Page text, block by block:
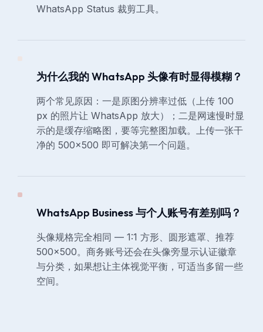
WhatsApp Status 裁剪工具。
为什么我的 WhatsApp 头像有时显得模糊？
两个常见原因：一是原图分辨率过低（上传 100
px 的照片让 WhatsApp 放大）；二是网速慢时显
示的是缓存缩略图，要等完整图加载。上传一张干
净的 500×500 即可解决第一个问题。
WhatsApp Business 与个人账号有差别吗？
头像规格完全相同 — 1:1 方形、圆形遮罩、推荐
500×500。商务账号还会在头像旁显示认证徽章
与分类，如果想让主体视觉平衡，可适当多留一些
空间。